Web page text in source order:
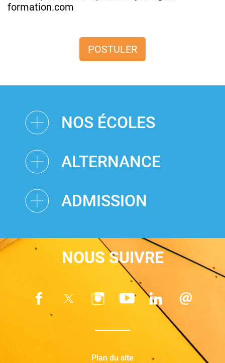
formation.com
POSTULER
NOS ÉCOLES
ALTERNANCE
ADMISSION
NOUS SUIVRE
Plan du site